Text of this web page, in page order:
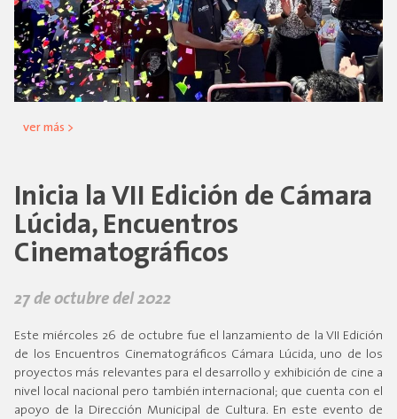
ver más >
Inicia la VII Edición de Cámara
Lúcida, Encuentros
Cinematográficos
27 de octubre del 2022
Este miércoles 26 de octubre fue el lanzamiento de la VII Edición
de los Encuentros Cinematográficos Cámara Lúcida, uno de los
proyectos más relevantes para el desarrollo y exhibición de cine a
nivel local nacional pero también internacional; que cuenta con el
apoyo de la Dirección Municipal de Cultura. En este evento de